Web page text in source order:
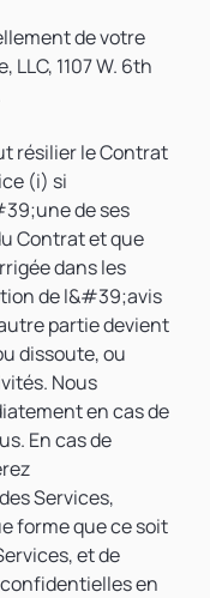
de votre
1107 W. 6th
résilier le Contrat
(i) si
de ses
Contrat et que
dans les
de l&#39;avis
partie devient
dissoute, ou
Nous
en cas de
En cas de
Services,
forme que ce soit
et de
en